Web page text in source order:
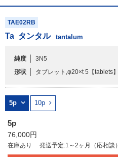
TAE02RB
Ta タンタル tantalum
純度
3N5
形状
タブレット,φ20×t 5 【tablets】
5p 10p
5p
76,000円
在庫あり 発送予定:1～2ヶ月（応相談）